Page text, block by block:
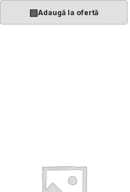
▤Adaugă la ofertă